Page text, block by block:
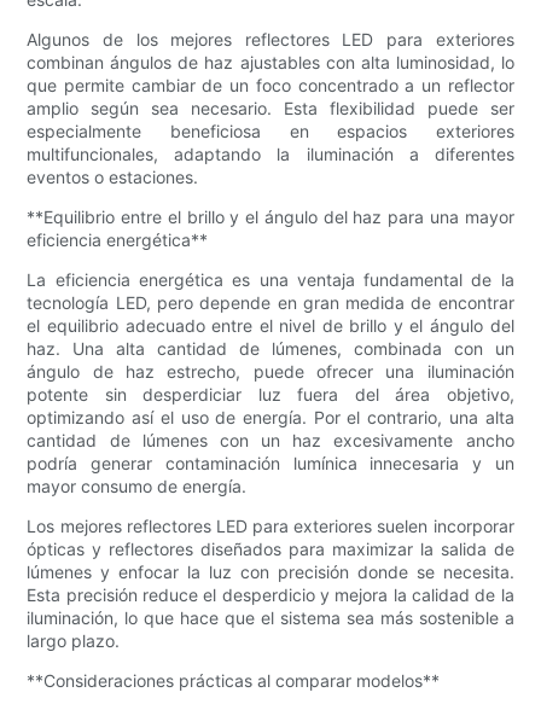
Algunos de los mejores reflectores LED para exteriores
combinan ángulos de haz ajustables con alta luminosidad, lo
que permite cambiar de un foco concentrado a un reflector
amplio según sea necesario. Esta flexibilidad puede ser
especialmente beneficiosa en espacios exteriores
multifuncionales, adaptando la iluminación a diferentes
eventos o estaciones.
**Equilibrio entre el brillo y el ángulo del haz para una mayor
eficiencia energética**
La eficiencia energética es una ventaja fundamental de la
tecnología LED, pero depende en gran medida de encontrar
el equilibrio adecuado entre el nivel de brillo y el ángulo del
haz. Una alta cantidad de lúmenes, combinada con un
ángulo de haz estrecho, puede ofrecer una iluminación
potente sin desperdiciar luz fuera del área objetivo,
optimizando así el uso de energía. Por el contrario, una alta
cantidad de lúmenes con un haz excesivamente ancho
podría generar contaminación lumínica innecesaria y un
mayor consumo de energía.
Los mejores reflectores LED para exteriores suelen incorporar
ópticas y reflectores diseñados para maximizar la salida de
lúmenes y enfocar la luz con precisión donde se necesita.
Esta precisión reduce el desperdicio y mejora la calidad de la
iluminación, lo que hace que el sistema sea más sostenible a
largo plazo.
**Consideraciones prácticas al comparar modelos**